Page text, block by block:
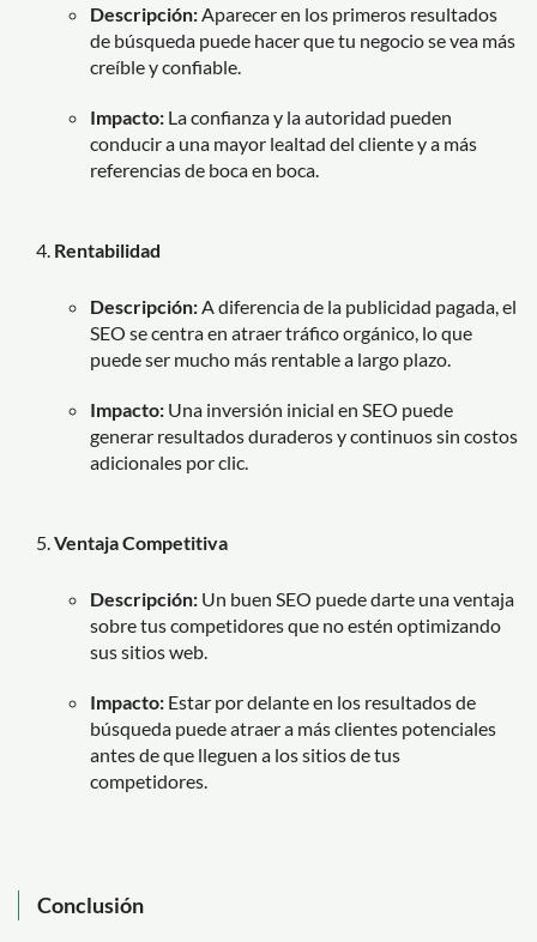
Descripción: Aparecer en los primeros resultados
de búsqueda puede hacer que tu negocio se vea más
creíble y confiable.
Impacto: La confianza y la autoridad pueden
conducir a una mayor lealtad del cliente y a más
referencias de boca en boca.
Rentabilidad
Descripción: A diferencia de la publicidad pagada, el
SEO se centra en atraer tráfico orgánico, lo que
puede ser mucho más rentable a largo plazo.
Impacto: Una inversión inicial en SEO puede
generar resultados duraderos y continuos sin costos
adicionales por clic.
Ventaja Competitiva
Descripción: Un buen SEO puede darte una ventaja
sobre tus competidores que no estén optimizando
sus sitios web.
Impacto: Estar por delante en los resultados de
búsqueda puede atraer a más clientes potenciales
antes de que lleguen a los sitios de tus
competidores.
Conclusión